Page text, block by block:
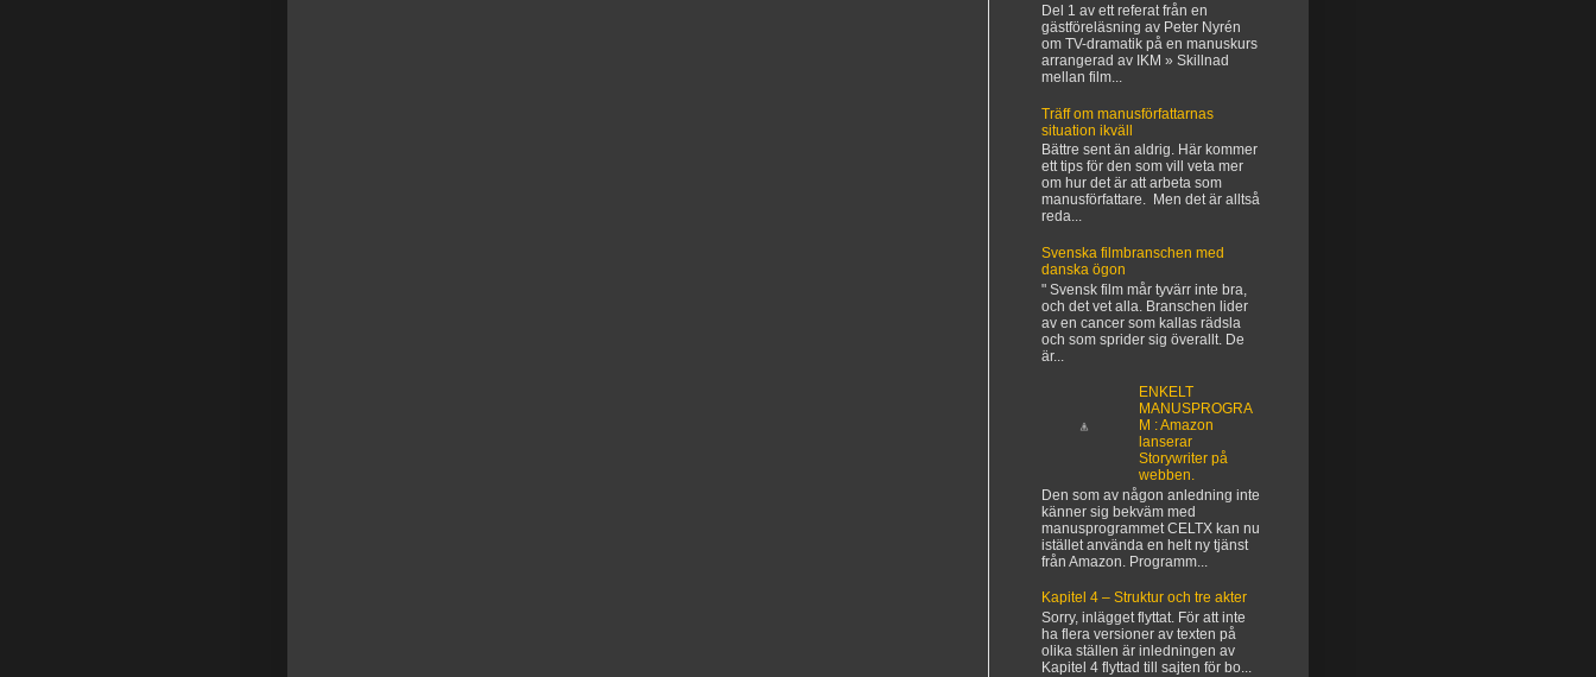
Del 1 av ett referat från en
gästföreläsning av Peter Nyrén
om TV-dramatik på en manuskurs
arrangerad av IKM » Skillnad
mellan film...
Träff om manusförfattarnas
situation ikväll
Bättre sent än aldrig. Här kommer
ett tips för den som vill veta mer
om hur det är att arbeta som
manusförfattare. Men det är alltså
reda...
Svenska filmbranschen med
danska ögon
" Svensk film mår tyvärr inte bra,
och det vet alla. Branschen lider
av en cancer som kallas rädsla
och som sprider sig överallt. De
är...
ENKELT
MANUSPROGRA
M : Amazon
lanserar
Storywriter på
webben.
Den som av någon anledning inte
känner sig bekväm med
manusprogrammet CELTX kan nu
istället använda en helt ny tjänst
från Amazon. Programm...
Kapitel 4 – Struktur och tre akter
Sorry, inlägget flyttat. För att inte
ha flera versioner av texten på
olika ställen är inledningen av
Kapitel 4 flyttad till sajten för bo...